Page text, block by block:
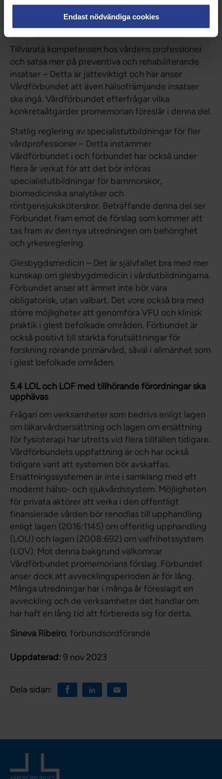
Endast nödvändiga cookies
numera en statlig utredning, Behörighet och
yrkesreglering inom hälso- och sjukvård samt
tandvård (S 2023:10).
Tillvarata kompetensen hos vårdens professioner
och satsa mer på preventiva och rehabiliterande
insatser – Detta är jätteviktigt och här anser
Vårdförbundet att även hälsofrämjande insatser
ska ingå. Vårdförbundet efterfrågar vilka
konkretaåtgärder promemorian föreslår i denna del.
Statlig reglering av specialistutbildningar för fler
vårdprofessioner – Detta instämmer
Vårdförbundet i och förbundet har också under
flera år verkat för att det bör införas
specialistutbildningar för barnmorskor,
biomedicinska analytiker och
röntgensjuksköterskor. Beträffande denna del ser
Förbundet fram emot de förslag som kommer att
tas fram av den nya utredningen om behörighet
och yrkesreglering.
Glesbygdsmedicin – Det är självfallet bra med mer
kunskap om glesbygdmedicin i vårdutbildningarna.
Förbundet anser att ämnet inte bör vara
obligatorisk, utan valbart. Det vore också bra med
större möjligheter att genomföra VFU och klinisk
praktik i glest befolkade områden. Förbundet är
också positivt till stärkta förutsättningar för
forskning rörande primärvård, såväl i allmänhet som
i glest befolkade områden.
5.4 LOL och LOF med tillhörande förordningar ska
upphävas
Frågan om verksamheter som bedrivs enligt lagen
om läkarvårdsersättning och lagen om ersättning
för fysioterapi har utretts vid flera tillfällen tidigare.
Vårdförbundets uppfattning är och har också
tidigare varit att systemen bör avskaffas.
Ersättningssystemen är inte i samklang med ett
modernt hälso- och sjukvårdssystem. Möjligheten
för privata aktörer att verka i den offentligt
finansierade vården bör renodlas till upphandling
enligt lagen (2016:1145) om offentlig upphandling
(LOU) och lagen (2008:692) om valfrihetssystem
(LOV). Mot denna bakgrund välkomnar
Vårdförbundet promemorians förslag. Förbundet
anser dock att avvecklingsperioden är för lång.
Många utredningar har i många år föreslagit en
avveckling och de verksamheter det handlar om
har haft en lång tid att förbereda sig för detta.
Sineva Ribeiro, förbundsordförande
Uppdaterad: 9 nov 2023
Dela sidan: